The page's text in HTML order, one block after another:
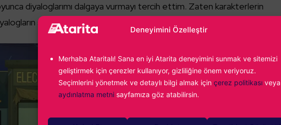
Deneyimini Özelleştir
Merhaba Ataritalı! Sana en iyi Atarita deneyimini sunmak ve sitemizi
geliştirmek için çerezler kullanıyor, gizliliğine önem veriyoruz.
Seçimlerini yönetmek ve detaylı bilgi almak için çerez politikası veya
aydınlatma metni sayfamıza göz atabilirsin.
diyaloglarımı dalgaya vurmayı tercih ettim. Zaten karakterlerin
sonuçları da buna göre oldu.